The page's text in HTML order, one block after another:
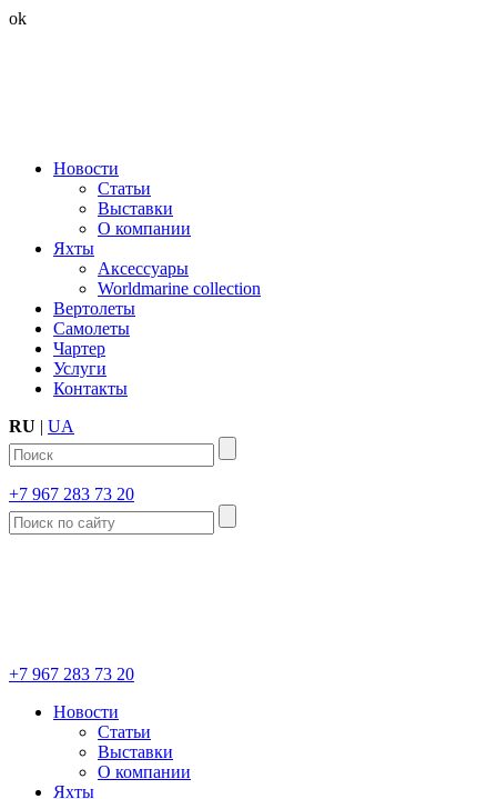
ok
Новости
Статьи
Выставки
О компании
Яхты
Аксессуары
Worldmarine collection
Вертолеты
Самолеты
Чартер
Услуги
Контакты
RU | UA
+7 967 283 73 20
+7 967 283 73 20
Новости
Статьи
Выставки
О компании
Яхты